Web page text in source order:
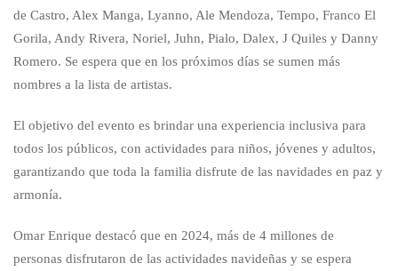
de Castro, Alex Manga, Lyanno, Ale Mendoza, Tempo, Franco El
Gorila, Andy Rivera, Noriel, Juhn, Pialo, Dalex, J Quiles y Danny
Romero. Se espera que en los próximos días se sumen más
nombres a la lista de artistas.
El objetivo del evento es brindar una experiencia inclusiva para
todos los públicos, con actividades para niños, jóvenes y adultos,
garantizando que toda la familia disfrute de las navidades en paz y
armonía.
Omar Enrique destacó que en 2024, más de 4 millones de
personas disfrutaron de las actividades navideñas y se espera